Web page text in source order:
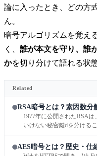
論に入ったとき、どの方
ん。
暗号アルゴリズムを覚え
く、 誰が本文を守り、誰
かを切り分けて語れる状
Related
RSA暗号とは？素因数分
1977年に公開されたRSA
いけない秘密鍵dを分ける
めた方式です。公開鍵暗
っているのに実務での役割
から手で追える計算例まで
AES暗号とは？歴史・仕